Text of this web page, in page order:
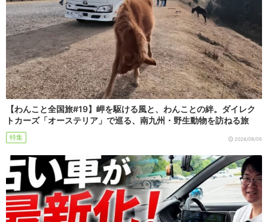
【わんこと全国旅#19】岬を駆ける風と、わんことの絆。ダイレク
トカーズ「オーステリア」で巡る、南九州・野生動物を訪ねる旅
特集 2026/08/05